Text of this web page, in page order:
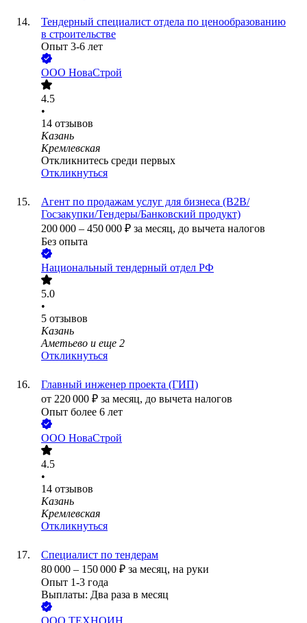
Тендерный специалист отдела по ценообразованию
в строительстве
Опыт 3-6 лет
ООО НоваСтрой
4.5
•
14 отзывов
Казань
Кремлевская
Откликнитесь среди первых
Откликнуться
Агент по продажам услуг для бизнеса (B2B/
Госзакупки/Тендеры/Банковский продукт)
200 000 – 450 000 ₽ за месяц, до вычета налогов
Без опыта
Национальный тендерный отдел РФ
5.0
•
5 отзывов
Казань
Аметьево и еще 2
Откликнуться
Главный инженер проекта (ГИП)
от 220 000 ₽ за месяц, до вычета налогов
Опыт более 6 лет
ООО НоваСтрой
4.5
•
14 отзывов
Казань
Кремлевская
Откликнуться
Специалист по тендерам
80 000 – 150 000 ₽ за месяц, на руки
Опыт 1-3 года
Выплаты: Два раза в месяц